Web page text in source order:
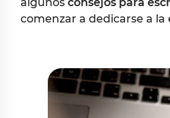
comenzar a dedicarse a la